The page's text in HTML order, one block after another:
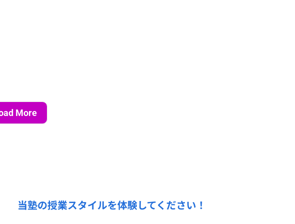
More
当塾の授業スタイルを体験してください！